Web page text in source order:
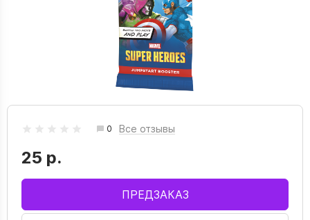
0 Все отзывы
25 р.
ПРЕДЗАКАЗ